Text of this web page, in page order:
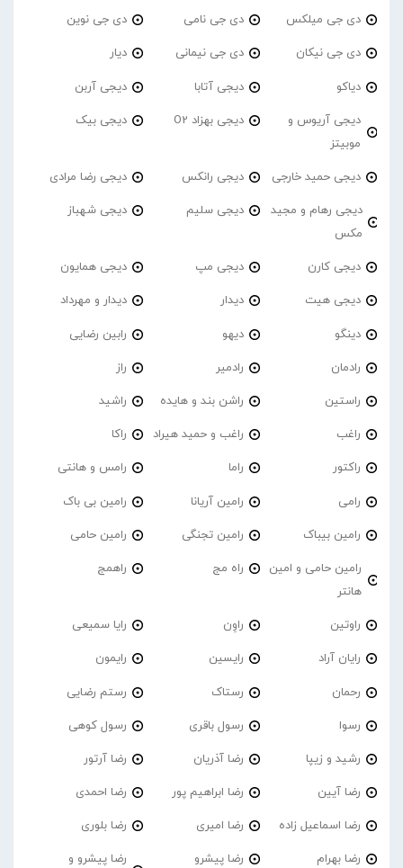
دی جی میلکس دی جی نامی دی جی نوین
دی جی نیکان دی جی نیمانی دیار
دیاکو دیجی آتابا دیجی آربن
دیجی آریوس و
موبیتز
دیجی بهزاد O2 دیجی بیک
دیجی حمید خارجی دیجی رانکس دیجی رضا مرادی
دیجی رهام و مجید
مکس
دیجی سلیم دیجی شهباز
دیجی کارن دیجی مپ دیجی همایون
دیجی هیت دیدار دیدار و مهرداد
دینگو دیهو رابین رضایی
رادمان رادمیر راز
راستین راشن بند و هایده راشید
راغب راغب و حمید هیراد راکا
راکتور راما رامس و هانتی
رامی رامین آریانا رامین بی باک
رامین بیباک رامین تجنگی رامین حامی
رامین حامی و امین
هانتر
راه مج راهمج
راوتین راوِن رایا سمیعی
رایان آراد رایسین رایمون
رحمان رستاک رستم رضایی
رسوا رسول باقری رسول کوهی
رشید و زیپا رضا آذریان رضا آرتور
رضا آیین رضا ابراهیم پور رضا احمدی
رضا اسماعیل زاده رضا امیری رضا بلوری
رضا بهرام رضا پیشرو رضا پیشرو و